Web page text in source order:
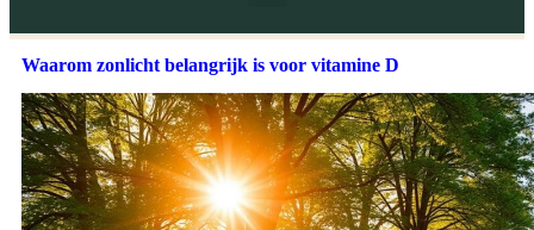
Waarom zonlicht belangrijk is voor vitamine D